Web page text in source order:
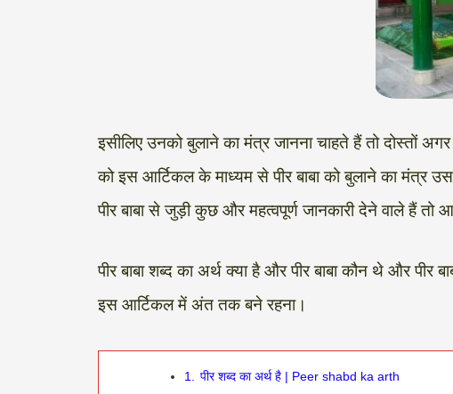
इसीलिए उनको बुलाने का मंत्र जानना चाहते हैं तो दोस्तों
को इस आर्टिकल के माध्यम से पीर बाबा को बुलाने का मंत्र
पीर बाबा से जुड़ी कुछ और महत्वपूर्ण जानकारी देने वाले हैं
पीर बाबा शब्द का अर्थ क्या है और पीर बाबा कौन थे और
इस आर्टिकल में अंत तक बने रहना।
1.
पीर शब्द का अर्थ है | Peer shabd ka arth